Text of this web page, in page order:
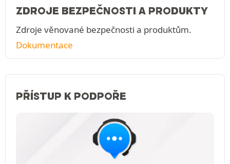
ZDROJE BEZPEČNOSTI A PRODUKTY
Zdroje věnované bezpečnosti a produktům.
Dokumentace
PŘÍSTUP K PODPOŘE